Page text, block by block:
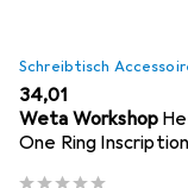
Schreibtisch
EUR
34,01
Weta Workshop
One Ring Inscription